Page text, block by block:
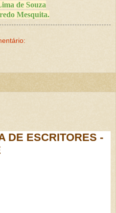
de Souza
Mesquita.
DE ESCRITORES -